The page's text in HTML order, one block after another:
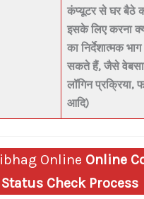
कंप्यूटरसे घर बैठे
इसके लिए करना
का निर्देशात्मक
सकते हैं, जैसे
लॉगिन प्रक्रिया,
आदि)
Online Online
Check Process